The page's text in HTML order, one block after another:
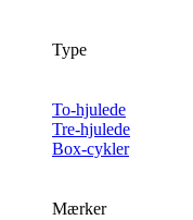
Type
To-hjulede
Tre-hjulede
Box-cykler
Mærker